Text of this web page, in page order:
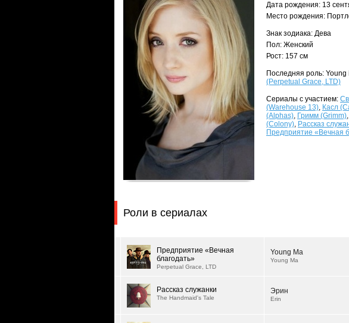
Дата рождения: 13
Место рождения:
Знак зодиака: Дева
Пол: Женский
Рост: 157 см
Последняя роль: Young
(Perpetual Grace, LTD)
Сериалы с участием:
(Warehouse 13), Касл
(Alphas), Гримм (Grimm),
(Colony), Рассказ
Предприятие «Вечная
Роли в сериалах
Предприятие «Вечная
благодать»
Perpetual Grace, LTD
Young Ma
Young Ma
Рассказ служанки
The Handmaid's Tale
Эрин
Erin